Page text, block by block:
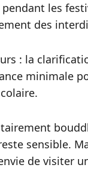
les
des
: la
minimale
sensible.
de visiter